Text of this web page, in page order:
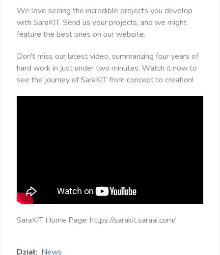
We love seeing the incredible projects you develop
with SaraKIT. Send us your projects, and we might
feature the best ones on our website.
Don't miss our latest video, summarizing four years of
hard work in just under two minutes. Watch it now to
see the journey of SaraKIT from concept to creation!
SaraKIT Home Page: https://sarakit.saraai.com/
Dział: News